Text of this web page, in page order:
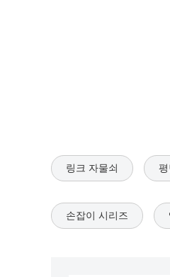
링크 자물쇠
손잡이 시리즈